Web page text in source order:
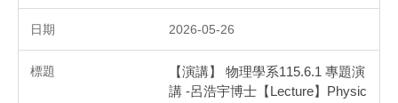
2026-05-26
【演講】 物理學系115.6.1 專題演
講 -呂浩宇博士【Lecture】Physic